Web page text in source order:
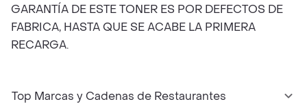
GARANTÍA DE ESTE TONER ES POR DEFECTOS DE
FABRICA, HASTA QUE SE ACABE LA PRIMERA
RECARGA.
Top Marcas y Cadenas de Restaurantes